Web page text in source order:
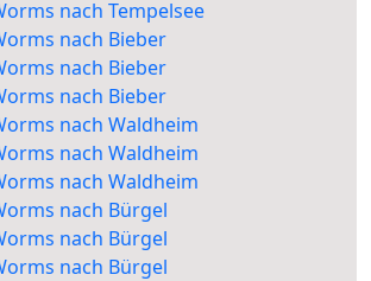
nach Tempelsee
nach Bieber
nach Bieber
nach Bieber
nach Waldheim
nach Waldheim
nach Waldheim
nach Bürgel
nach Bürgel
nach Bürgel